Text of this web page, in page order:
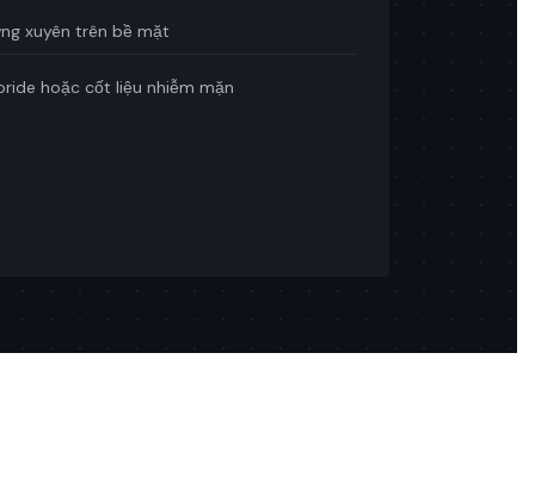
xuyên trên bề mặt
hoặc cốt liệu nhiễm mặn